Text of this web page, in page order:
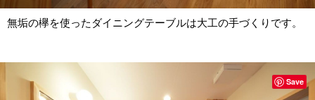
無垢の欅を使ったダイニングテーブルは大工の手づくりです。
Save